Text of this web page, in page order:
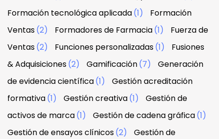
Formación tecnológica aplicada(1)
Formación
Ventas(2) Formadores de Farmacia(1)
Fuerza de
Ventas(2) Funciones personalizadas(1)
Fusiones
& Adquisiciones(2) Gamificación(7)
Generación
de evidencia científica(1)
Gestión acreditación
formativa(1) Gestión creativa(1)
Gestión de
activos de marca(1) Gestión de cadena gráfica(1)
Gestión de ensayos clínicos(2) Gestión de